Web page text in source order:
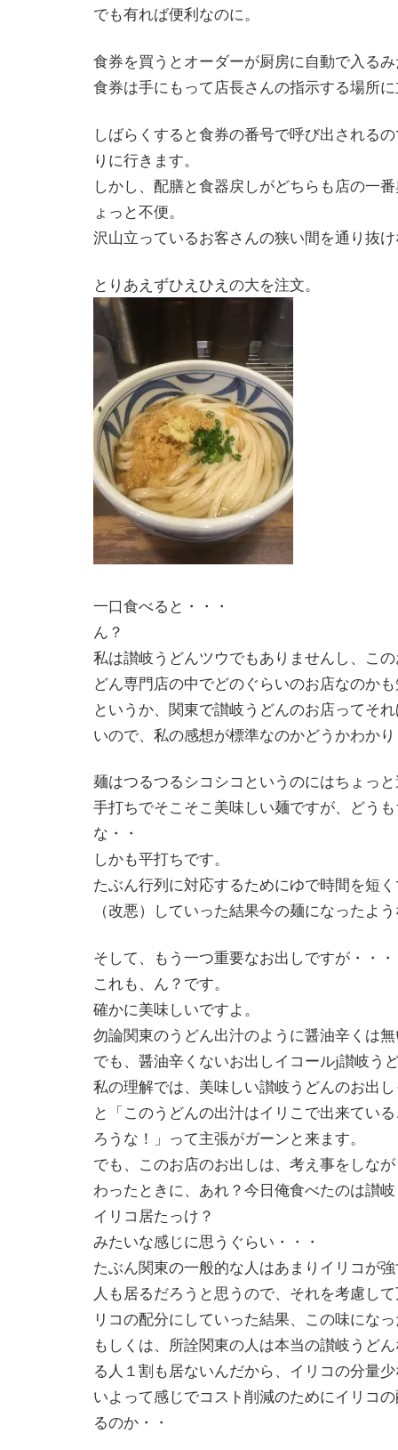
でも有れば便利なのに。
食券を買うとオーダーが厨房に自動で入る
食券は手にもって店長さんの指示する場所
しばらくすると食券の番号で呼び出される
りに行きます。
しかし、配膳と食器戻しがどちらも店の一
ょっと不便。
沢山立っているお客さんの狭い間を通り抜
とりあえずひえひえの大を注文。
一口食べると・・・
ん？
私は讃岐うどんツウでもありませんし、こ
どん専門店の中でどのぐらいのお店なのか
というか、関東で讃岐うどんのお店ってそ
いので、私の感想が標準なのかどうかわか
麺はつるつるシコシコというのにはちょっ
手打ちでそこそこ美味しい麺ですが、どう
な・・
しかも平打ちです。
たぶん行列に対応するためにゆで時間を短
（改悪）していった結果今の麺になったよ
そして、もう一つ重要なお出しですが・・・
これも、ん？です。
確かに美味しいですよ。
勿論関東のうどん出汁のように醤油辛くは
でも、醤油辛くないお出しイコールj讃岐う
私の理解では、美味しい讃岐うどんのお出
と「このうどんの出汁はイリこで出来てい
ろうな！」って主張がガーンと来ます。
でも、このお店のお出しは、考え事をしな
わったときに、あれ？今日俺食べたのは讃
イリコ居たっけ？
みたいな感じに思うぐらい・・・
たぶん関東の一般的な人はあまりイリコが
人も居るだろうと思うので、それを考慮し
リコの配分にしていった結果、この味にな
もしくは、所詮関東の人は本当の讃岐うど
る人１割も居ないんだから、イリコの分量
いよって感じでコスト削減のためにイリコ
るのか・・